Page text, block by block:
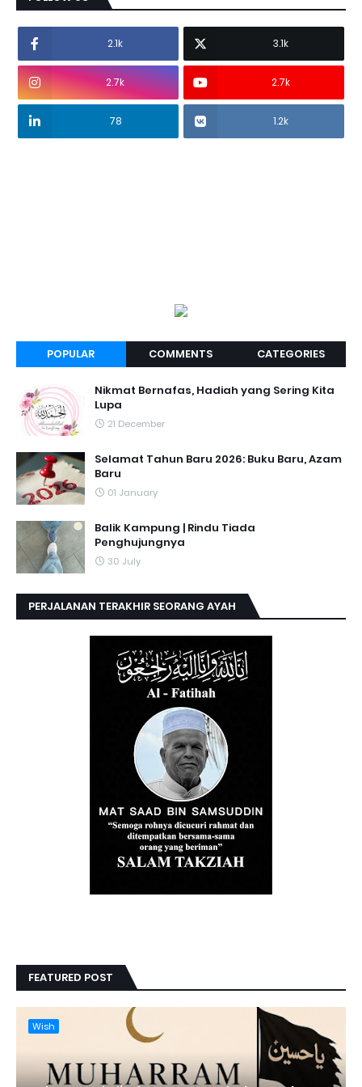
2.1k 3.1k
2.7k 2.7k
78 1.2k
POPULAR COMMENTS CATEGORIES
Nikmat Bernafas, Hadiah yang Sering Kita
Lupa
21 December
Selamat Tahun Baru 2026: Buku Baru, Azam
Baru
01 January
Balik Kampung | Rindu Tiada
Penghujungnya
30 July
PERJALANAN TERAKHIR SEORANG AYAH
FEATURED POST
Wish